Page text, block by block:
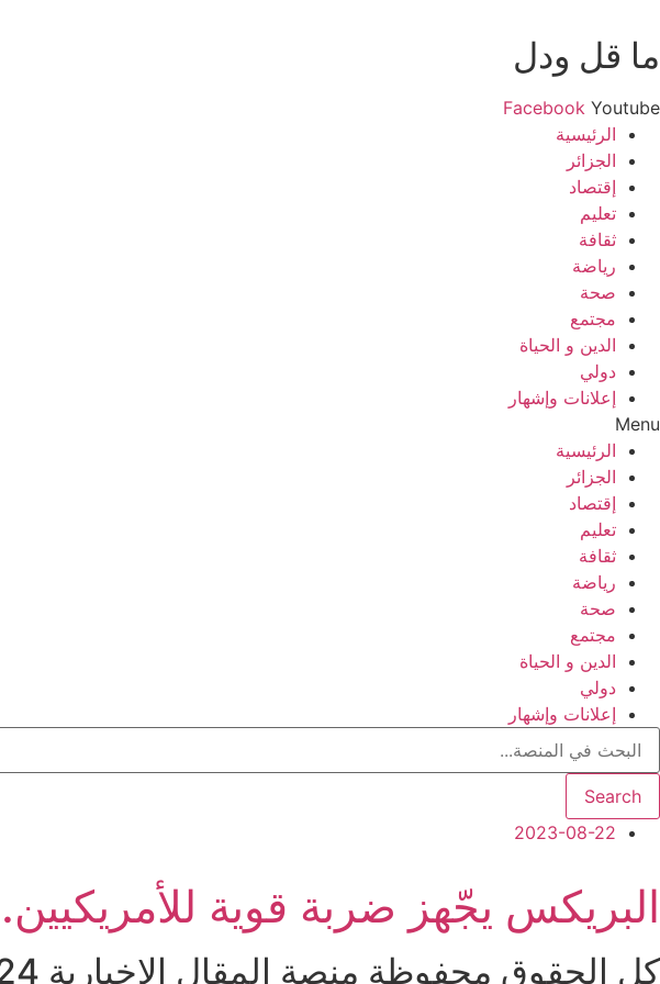
ما قل ودل
Facebook Youtube
الرئيسية
الجزائر
إقتصاد
تعليم
ثقافة
رياضة
صحة
مجتمع
الدين و الحياة
دولي
إعلانات وإشهار
Menu
الرئيسية
الجزائر
إقتصاد
تعليم
ثقافة
رياضة
صحة
مجتمع
الدين و الحياة
دولي
إعلانات وإشهار
Search
2023-08-22
البريكس يجّهز ضربة قوية
كل الحقوق محفوظة منصة المقال الإخبارية 2024 ©